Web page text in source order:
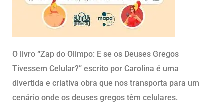
O livro “Zap do Olimpo: E se os Deuses Gregos
Tivessem Celular?” escrito por Carolina é uma
divertida e criativa obra que nos transporta para um
cenário onde os deuses gregos têm celulares.